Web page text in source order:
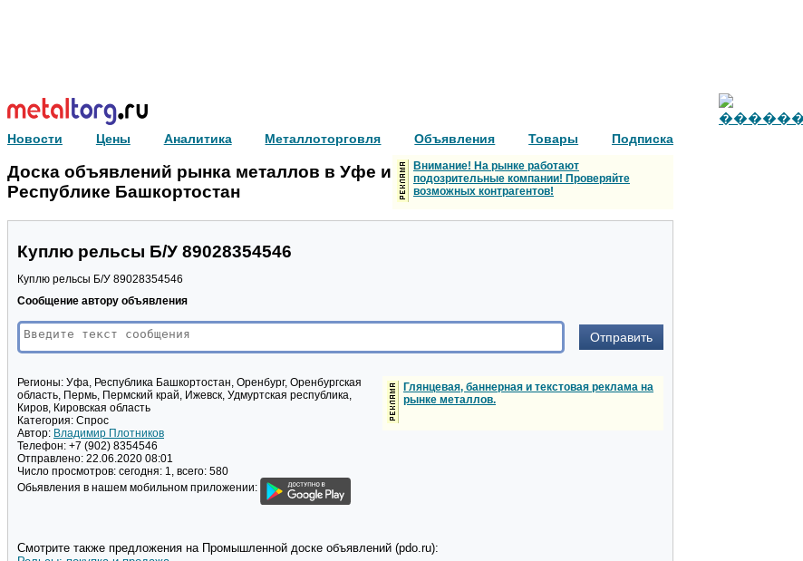
Новости Цены Аналитика Металлоторговля Объявления Товары Подписка
Доска объявлений рынка металлов в Уфе и
Республике Башкортостан
Внимание! На рынке работают
подозрительные компании! Проверяйте
возможных контрагентов!
Куплю рельсы Б/У 89028354546
Куплю рельсы Б/У 89028354546
Сообщение автору объявления
Регионы: Уфа, Республика Башкортостан, Оренбург, Оренбургская
область, Пермь, Пермский край, Ижевск, Удмуртская республика,
Киров, Кировская область
Категория: Спрос
Автор: Владимир Плотников
Телефон: +7 (902) 8354546
Отправлено: 22.06.2020 08:01
Число просмотров: сегодня: 1, всего: 580
Обьявления в нашем мобильном приложении:
Глянцевая, баннерная и текстовая реклама на
рынке металлов.
Смотрите также предложения на Промышленной доске объявлений (pdo.ru):